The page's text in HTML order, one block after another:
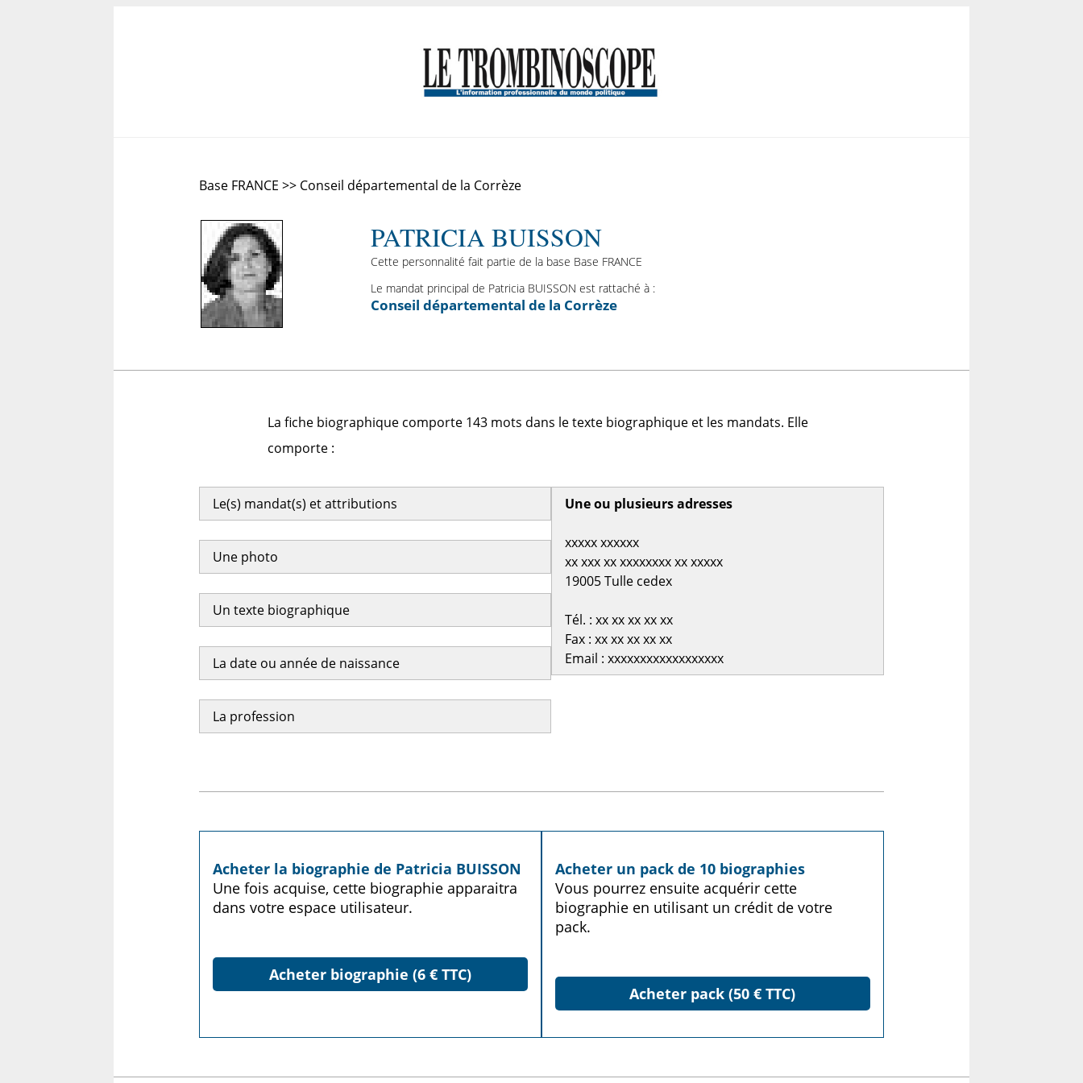
Base FRANCE >> Conseil départemental de la Corrèze
PATRICIA BUISSON
Cette personnalité fait partie de la base Base FRANCE
Le mandat principal de Patricia BUISSON est rattaché à :
Conseil départemental de la Corrèze
La fiche biographique comporte 143 mots dans le texte biographique et les mandats. Elle
comporte :
Le(s) mandat(s) et attributions
Une photo
Un texte biographique
La date ou année de naissance
La profession
Une ou plusieurs adresses
xxxxx xxxxxx
xx xxx xx xxxxxxxx xx xxxxx
19005 Tulle cedex
Tél. : xx xx xx xx xx
Fax : xx xx xx xx xx
Email : xxxxxxxxxxxxxxxxxx
Acheter la biographie de Patricia BUISSON
Une fois acquise, cette biographie apparaitra
dans votre espace utilisateur.
Acheter biographie (6 € TTC)
Acheter un pack de 10 biographies
Vous pourrez ensuite acquérir cette
biographie en utilisant un crédit de votre
pack.
Acheter pack (50 € TTC)